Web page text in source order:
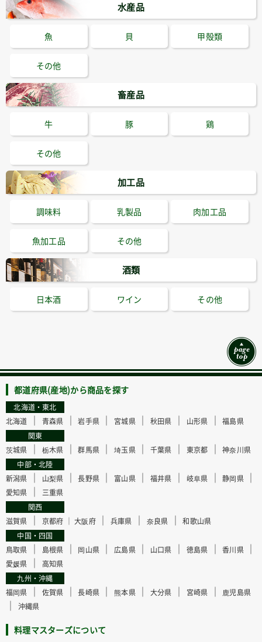
水産品
魚 貝 甲殻類
その他
畜産品
牛 豚 鶏
その他
加工品
調味料 乳製品 肉加工品
魚加工品 その他
酒類
日本酒 ワイン その他
都道府県(産地)から商品を探す
北海道・東北
北海道
｜ 青森県 ｜岩手県 ｜ 宮城県｜ 秋田県 ｜ 山形県 ｜福島県
関東
茨城県
｜ 栃木県 ｜群馬県 ｜埼玉県｜ 千葉県 ｜ 東京都 ｜神奈川県
中部・北陸
新潟県
｜ 山梨県 ｜長野県 ｜ 富山県｜ 福井県 ｜ 岐阜県 ｜静岡県｜
愛知県 ｜
三重県
関西
滋賀県
｜ 京都府 ｜大阪府｜ 兵庫県 ｜ 奈良県 ｜和歌山県
中国・四国
鳥取県
｜ 島根県 ｜ 岡山県 ｜広島県｜ 山口県 ｜ 徳島県 ｜香川県｜
愛媛県 ｜
高知県
九州・沖縄
福岡県
｜ 佐賀県 ｜長崎県 ｜熊本県｜ 大分県 ｜ 宮崎県 ｜ 鹿児島県
｜ 沖縄県
料理マスターズについて